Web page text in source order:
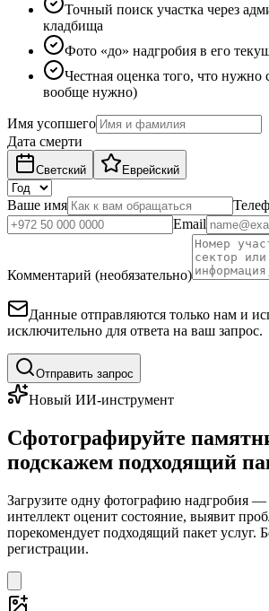
Точный поиск участка через
кладбища
Фото «до» надгробия в его
Честная оценка того, что нужно
вообще нужно)
Имя усопшего
Дата смерти
Светский Еврейский
Ваше имя
Email
Комментарий (необязательно)
Данные отправляются только нам и
исключительно для ответа на ваш запрос.
Отправить запрос
Новый ИИ-инструмент
Сфотографируйте
подскажем подходящий
Загрузите одну фотографию надгробия
интеллект оценит состояние, выявит
порекомендует подходящий пакет услуг.
регистрации.